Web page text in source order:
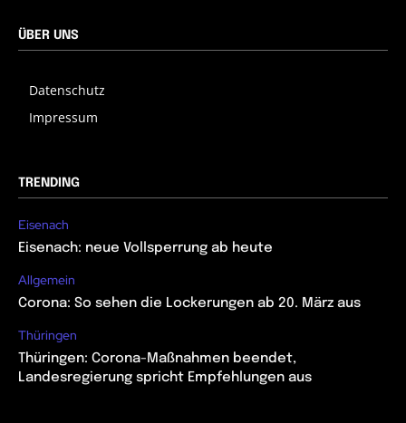
ÜBER UNS
Datenschutz
Impressum
TRENDING
Eisenach
Eisenach: neue Vollsperrung ab heute
Allgemein
Corona: So sehen die Lockerungen ab 20. März aus
Thüringen
Thüringen: Corona-Maßnahmen beendet,
Landesregierung spricht Empfehlungen aus